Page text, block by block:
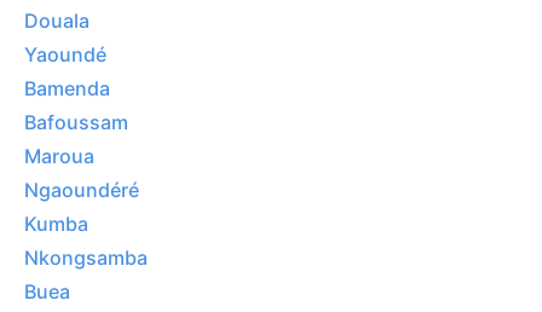
Douala
Yaoundé
Bamenda
Bafoussam
Maroua
Ngaoundéré
Kumba
Nkongsamba
Buea